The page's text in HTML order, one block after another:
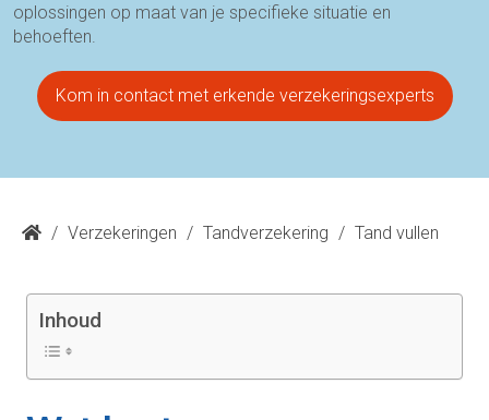
oplossingen op maat van je specifieke situatie en
behoeften.
Kom in contact met erkende verzekeringsexperts
/ Verzekeringen / Tandverzekering / Tand vullen
Inhoud